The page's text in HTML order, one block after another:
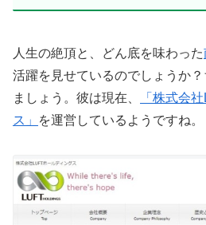
人生の絶頂と、どん底を味わった
活躍を見せているのでしょうか
ましょう。彼は現在、
「株式会
ス」
を運営しているようですね。